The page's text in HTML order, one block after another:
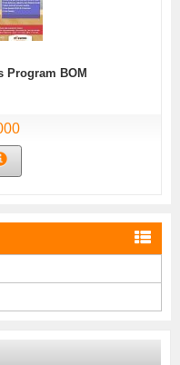
Program BOM